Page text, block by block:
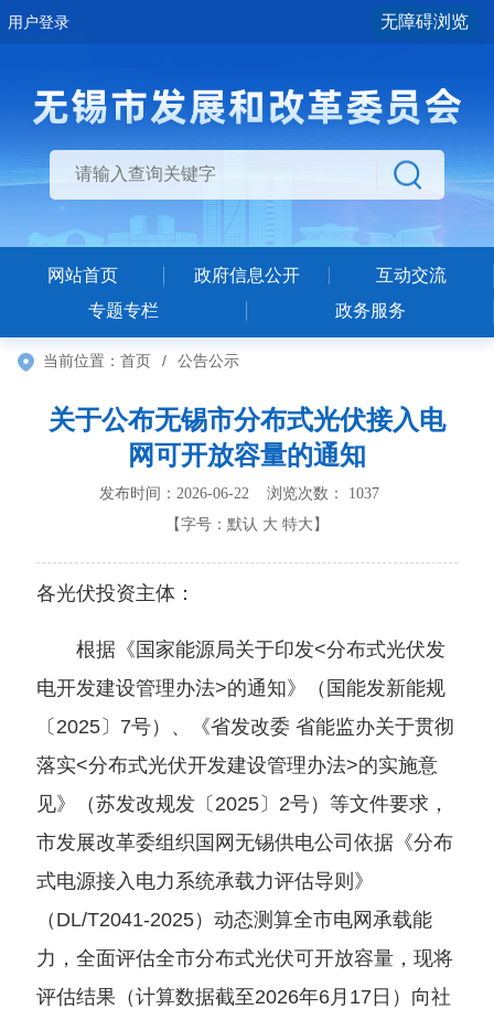
用户登录 无障碍浏览
网站首页 政府信息公开
互动交流
专题专栏
政务服务
当前位置： 首页 / 公告公示
关于公布无锡市分布式光伏接入电
网可开放容量的通知
发布时间：2026-06-22 浏览次数： 1037
【字号： 默认 大 特大 】
各光伏投资主体：
根据《国家能源局关于印发<分布式光伏发
电开发建设管理办法>的通知》（国能发新能规
〔2025〕7号）、《省发改委 省能监办关于贯彻
落实<分布式光伏开发建设管理办法>的实施意
见》（苏发改规发〔2025〕2号）等文件要求，
市发展改革委组织国网无锡供电公司依据《分布
式电源接入电力系统承载力评估导则》
（DL/T2041-2025）动态测算全市电网承载能
力，全面评估全市分布式光伏可开放容量，现将
评估结果（计算数据截至2026年6月17日）向社